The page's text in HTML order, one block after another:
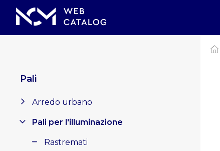
Pali
Arredo urbano
Pali per l'illuminazione
Rastremati